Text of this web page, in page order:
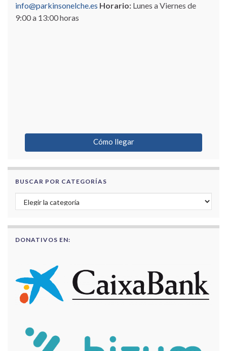
info@parkinsonelche.es Horario: Lunes a Viernes de
9:00 a 13:00 horas
Cómo llegar
BUSCAR POR CATEGORÍAS
Buscar por categorías
DONATIVOS EN: